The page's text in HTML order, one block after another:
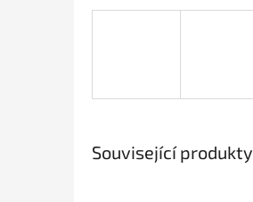
Související produkty